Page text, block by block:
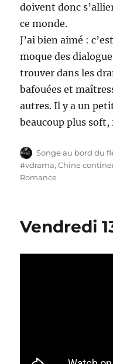
doivent donc
ce monde.
J’ai bien aimé :
moque des
trouver dans les
bafouées et
autres. Il y a un
beaucoup plus
Auteur
Songe au bord du
#vdrama,Chine
Romance
Vendredi